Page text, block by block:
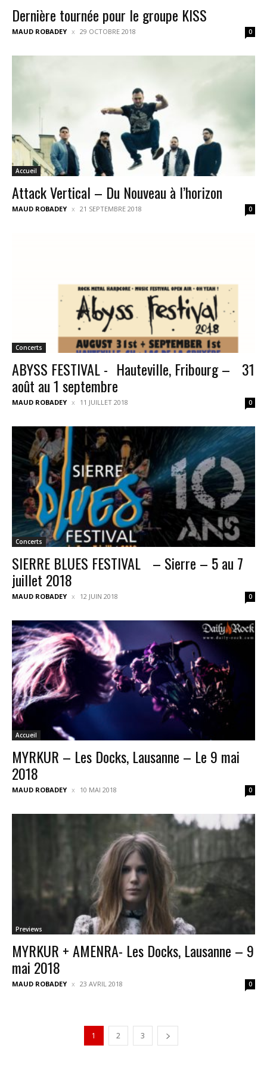
Dernière tournée pour le groupe KISS
MAUD ROBADEY 29 OCTOBRE 2018 0
Accueil
Attack Vertical – Du Nouveau à l’horizon
MAUD ROBADEY 21 SEPTEMBRE 2018 0
Concerts
ABYSS FESTIVAL - Hauteville, Fribourg – 31
août au 1 septembre
MAUD ROBADEY 11 JUILLET 2018 0
Concerts
SIERRE BLUES FESTIVAL – Sierre – 5 au 7
juillet 2018
MAUD ROBADEY 12 JUIN 2018 0
Accueil
MYRKUR – Les Docks, Lausanne – Le 9 mai
2018
MAUD ROBADEY 10 MAI 2018 0
Previews
MYRKUR + AMENRA- Les Docks, Lausanne – 9
mai 2018
MAUD ROBADEY 23 AVRIL 2018 0
1 2 3